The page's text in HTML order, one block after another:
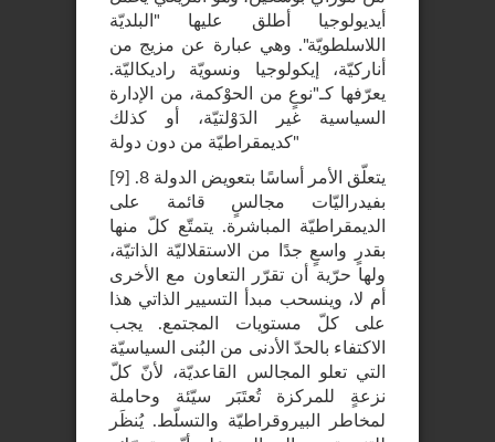
أيديولوجيا أطلق عليها "البلديّة
اللاسلطويّة". وهي عبارة عن مزيج من
أناركيّة، إيكولوجيا ونسويّة راديكاليّة.
يعرّفها كـ"نوعٍ من الحوْكمة، من الإدارة
السياسية غير الدَوْلتيّة، أو كذلك
كديمقراطيّة من دون دولة"
[9] .8 يتعلّق الأمر أساسًا بتعويض الدولة
بفيدراليّات مجالسٍ قائمة على
الديمقراطيّة المباشرة. يتمتّع كلّ منها
بقدرٍ واسعٍ جدًا من الاستقلاليّة الذاتيّة،
ولها حرّية أن تقرّر التعاون مع الأخرى
أم لا، وينسحب مبدأ التسيير الذاتي هذا
على كلّ مستويات المجتمع. يجب
الاكتفاء بالحدّ الأدنى من البُنى السياسيّة
التي تعلو المجالس القاعديّة، لأنّ كلّ
نزعةٍ للمركزة تُعتَبَر سيّئة وحاملة
لمخاطر البيروقراطيّة والتسلّط. يُنظَر